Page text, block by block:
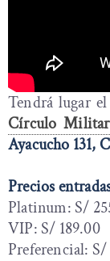
Tendrá lugar el
Círculo
Ayacucho 131,
Precios
Platinum: S/
VIP: S/ 189.00
Preferencial: S/